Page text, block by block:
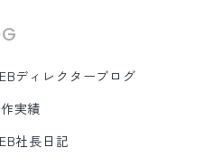
ディレクターブログ
実績
社長日記